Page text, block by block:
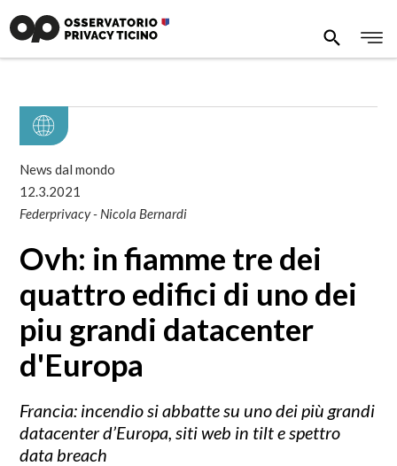
News dal mondo
12.3.2021
Federprivacy - Nicola Bernardi
Ovh: in fiamme tre dei
quattro edifici di uno dei
piu grandi datacenter
d'Europa
Francia: incendio si abbatte su uno dei più grandi
datacenter d’Europa, siti web in tilt e spettro
data breach